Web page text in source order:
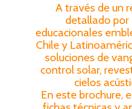
A través de un
detallado por
educacionales
Chile y
soluciones de
control solar,
cielos
En este brochure,